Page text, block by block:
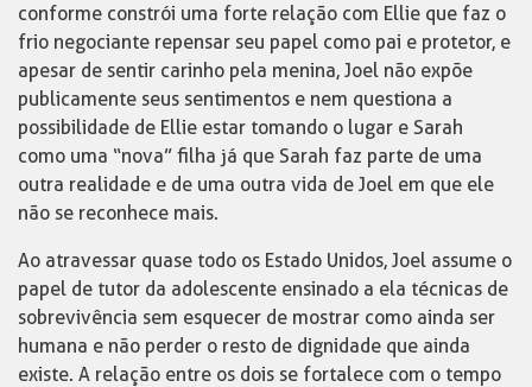
conforme constrói uma forte relação com Ellie que faz o
frio negociante repensar seu papel como pai e protetor, e
apesar de sentir carinho pela menina, Joel não expõe
publicamente seus sentimentos e nem questiona a
possibilidade de Ellie estar tomando o lugar e Sarah
como uma “nova” filha já que Sarah faz parte de uma
outra realidade e de uma outra vida de Joel em que ele
não se reconhece mais.
Ao atravessar quase todo os Estado Unidos, Joel assume o
papel de tutor da adolescente ensinado a ela técnicas de
sobrevivência sem esquecer de mostrar como ainda ser
humana e não perder o resto de dignidade que ainda
existe. A relação entre os dois se fortalece com o tempo